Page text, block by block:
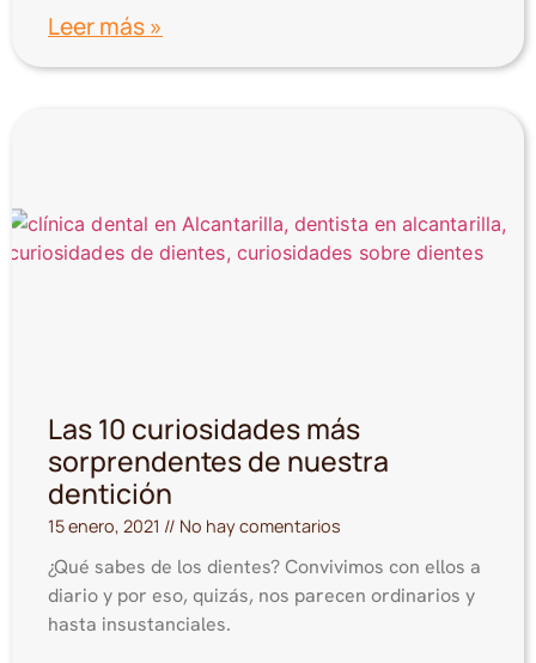
Leer más »
Las 10 curiosidades más
sorprendentes de nuestra
dentición
15 enero, 2021 No hay comentarios
¿Qué sabes de los dientes? Convivimos con ellos a
diario y por eso, quizás, nos parecen ordinarios y
hasta insustanciales.